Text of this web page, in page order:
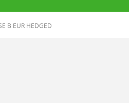
B EUR HEDGED